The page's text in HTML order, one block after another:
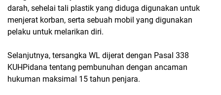
darah, sehelai tali plastik yang diduga digunakan untuk
menjerat korban, serta sebuah mobil yang digunakan
pelaku untuk melarikan diri.
Selanjutnya, tersangka WL dijerat dengan Pasal 338
KUHPidana tentang pembunuhan dengan ancaman
hukuman maksimal 15 tahun penjara.